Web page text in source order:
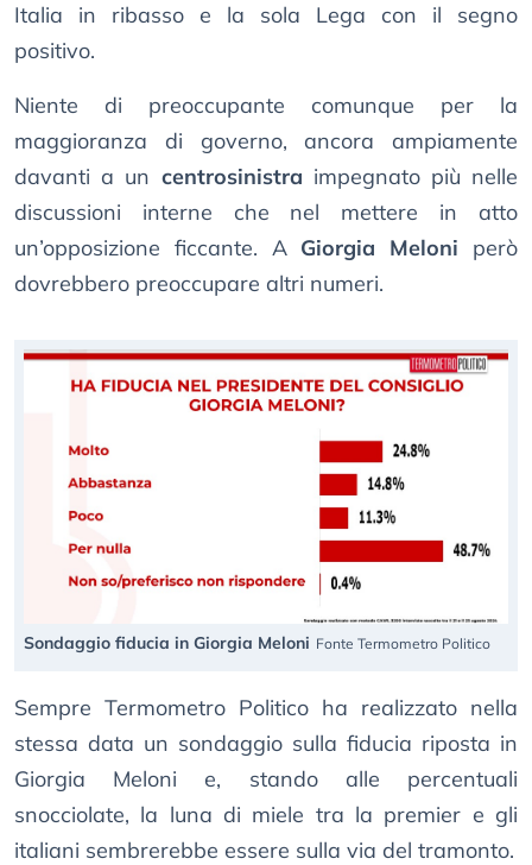
Italia in ribasso e la sola Lega con il segno
positivo.
Niente di preoccupante comunque per la
maggioranza di governo, ancora ampiamente
davanti a un centrosinistra impegnato più nelle
discussioni interne che nel mettere in atto
un’opposizione ficcante. A Giorgia Meloni però
dovrebbero preoccupare altri numeri.
Sondaggio fiducia in Giorgia Meloni Fonte Termometro Politico
Sempre Termometro Politico ha realizzato nella
stessa data un sondaggio sulla fiducia riposta in
Giorgia Meloni e, stando alle percentuali
snocciolate, la luna di miele tra la premier e gli
italiani sembrerebbe essere sulla via del tramonto.